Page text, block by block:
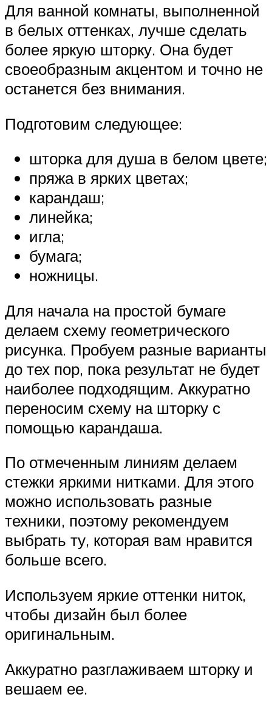
Для ванной комнаты, выполненной
в белых оттенках, лучше сделать
более яркую шторку. Она будет
своеобразным акцентом и точно не
останется без внимания.
Подготовим следующее:
шторка для душа в белом цвете;
пряжа в ярких цветах;
карандаш;
линейка;
игла;
бумага;
ножницы.
Для начала на простой бумаге
делаем схему геометрического
рисунка. Пробуем разные варианты
до тех пор, пока результат не будет
наиболее подходящим. Аккуратно
переносим схему на шторку с
помощью карандаша.
По отмеченным линиям делаем
стежки яркими нитками. Для этого
можно использовать разные
техники, поэтому рекомендуем
выбрать ту, которая вам нравится
больше всего.
Используем яркие оттенки ниток,
чтобы дизайн был более
оригинальным.
Аккуратно разглаживаем шторку и
вешаем ее.